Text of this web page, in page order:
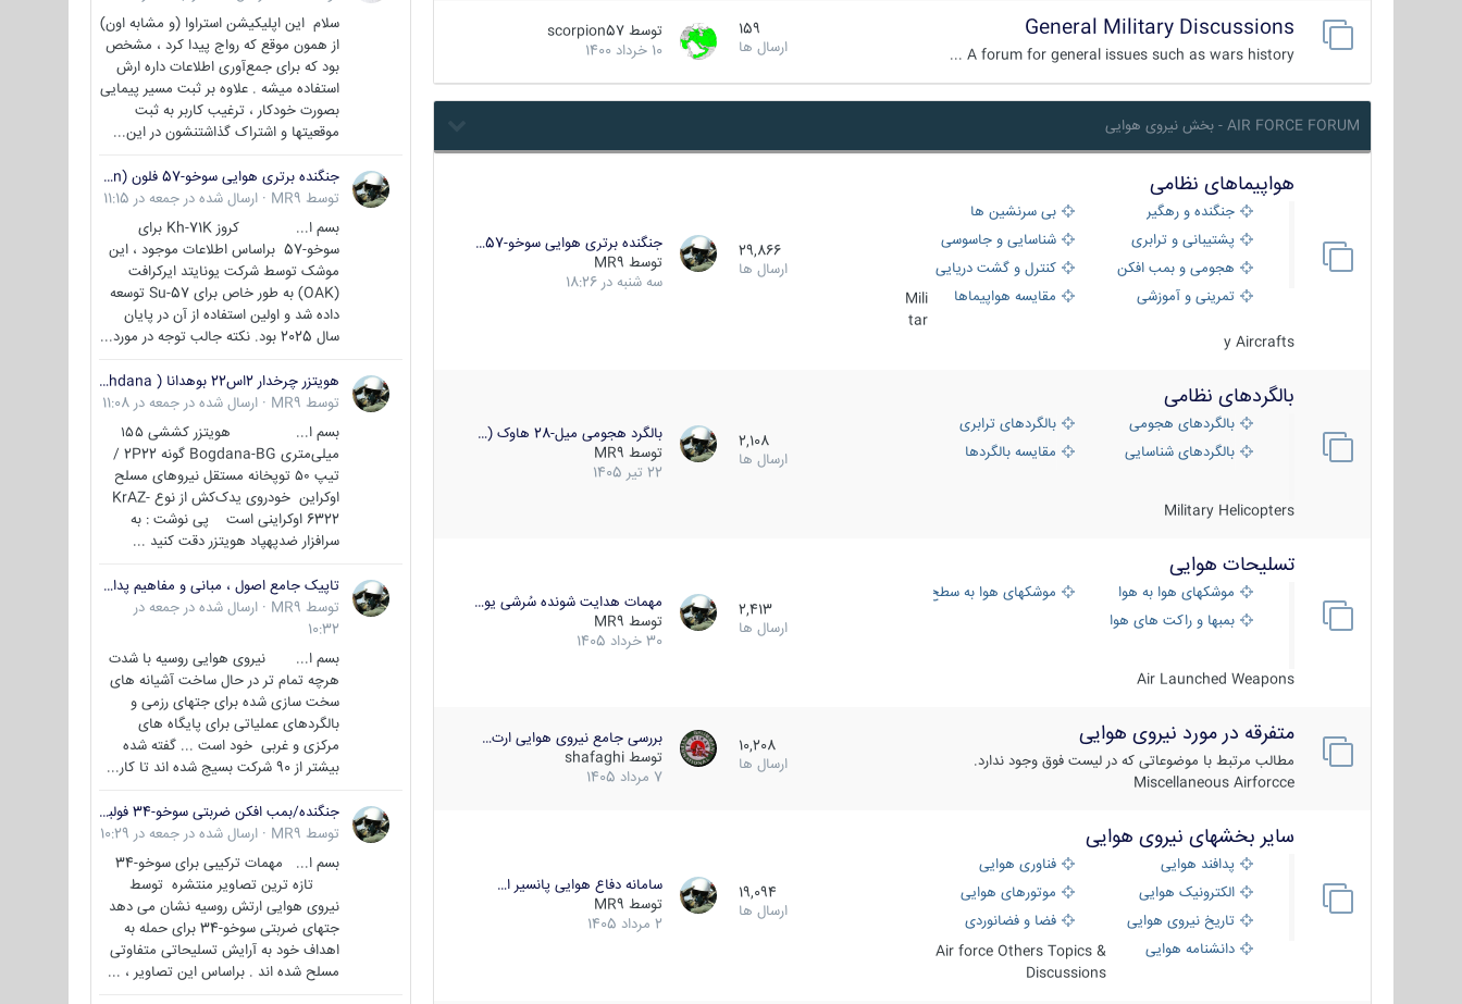
General Military Discussions
A forum for general issues such as wars history ...
159
ارسال ها
توسط scorpion57
10 خرداد 1400
AIR FORCE FORUM - بخش نیروی هوایی
هواپیماهای نظامی
جنگنده و رهگیر
بی سرنشین ها
پشتیبانی و ترابری
شناسایی و جاسوسی
هجومی و بمب افکن
کنترل و گشت دریایی
تمرینی و آموزشی
مقایسه هواپیماها
Mili
tar
y Aircrafts
29,866
ارسال ها
جنگنده برتری هوایی سوخو-57…
توسط MR9
سه شنبه در 18:26
بالگردهای نظامی
بالگردهای هجومی
بالگردهای ترابری
بالگردهای شناسایی
مقایسه بالگردها
Military Helicopters
2,108
ارسال ها
بالگرد هجومی میل-28 هاوک (…
توسط MR9
22 تیر 1405
تسلیحات هوایی
موشکهای هوا به هوا
موشکهای هوا به سطح
بمبها و راکت های هوایی
Air Launched Weapons
2,413
ارسال ها
مهمات هدایت شونده سُرشی یو…
توسط MR9
30 خرداد 1405
متفرقه در مورد نیروی هوایی
مطالب مرتبط با موضوعاتی که در لیست فوق وجود ندارد.
Miscellaneous Airforcce
10,208
ارسال ها
بررسی جامع نیروی هوایی ارت…
توسط shafaghi
7 مرداد 1405
سایر بخشهای نیروی هوایی
پدافند هوایی
فناوری هوایی
الکترونیک هوایی
موتورهای هوایی
تاریخ نیروی هوایی
فضا و فضانوردی
دانشنامه هوایی
Air force Others Topics &
Discussions
19,094
ارسال ها
سامانه دفاع هوایی پانسیر ا…
توسط MR9
2 مرداد 1405
سلام این اپلیکیشن استراوا (و مشابه اون)
از همون موقع که رواج پیدا کرد ، مشخص
بود که برای جمع‌آوری اطلاعات داره ارش
استفاده میشه . علاوه بر ثبت مسیر پیمایی
بصورت خودکار ، ترغیب کاربر به ثبت
موقعیتها و اشتراک‌ گذاشتنشون در این...
جنگنده برتری هوایی سوخو-57 فلون (Su-57/Felon)
توسط MR9
· ارسال شده در جمعه در 11:15
بسم ا... کروز Kh-71K برای
سوخو-57 براساس اطلاعات موجود ، این
موشک توسط شرکت یونایتد ایرکرافت
(OAK) به طور خاص برای Su-57 توسعه
داده شد و اولین استفاده از آن در پایان
سال 2025 بود. نکته جالب توجه در مورد...
هویتزر چرخدار 2اس22 بوهدانا ( wheeled howitzer 2S22 Bohdana )
توسط MR9
· ارسال شده در جمعه در 11:08
بسم ا... هویتزر کششی ۱۵۵
میلی‌متری Bogdana-BG گونه 2P22 /
تیپ ۵۰ توپخانه مستقل نیروهای مسلح
اوکراین خودروی یدک‌کش از نوع KrAZ-
6322 اوکراینی است پی نوشت : به
سرافزار ضدپهپاد هویتزر دقت کنید ...
تاپیک جامع اصول ، مبانی و مفاهیم پدافند غیر عامل
توسط MR9
· ارسال شده در جمعه در
10:32
بسم ا... نیروی هوایی روسیه با شدت
هرچه تمام تر در حال ساخت آشیانه های
سخت سازی شده برای جتهای رزمی و
بالگردهای عملیاتی برای پایگاه های
مرکزی و غربی خود است ... گفته شده
بیشتر از 90 شرکت بسیج شده اند تا کار...
جنگنده/بمب افکن ضربتی سوخو-34 فولبک ( Sukhoi Su-34/Fullback)
توسط MR9
· ارسال شده در جمعه در 10:29
بسم ا... مهمات ترکیبی برای سوخو-34
تازه ترین تصاویر منتشره توسط
نیروی هوایی ارتش روسیه نشان می دهد
جتهای ضربتی سوخو-34 برای حمله به
اهداف خود به آرایش تسلیحاتی متفاوتی
مسلح شده اند . براساس این تصاویر ، ...